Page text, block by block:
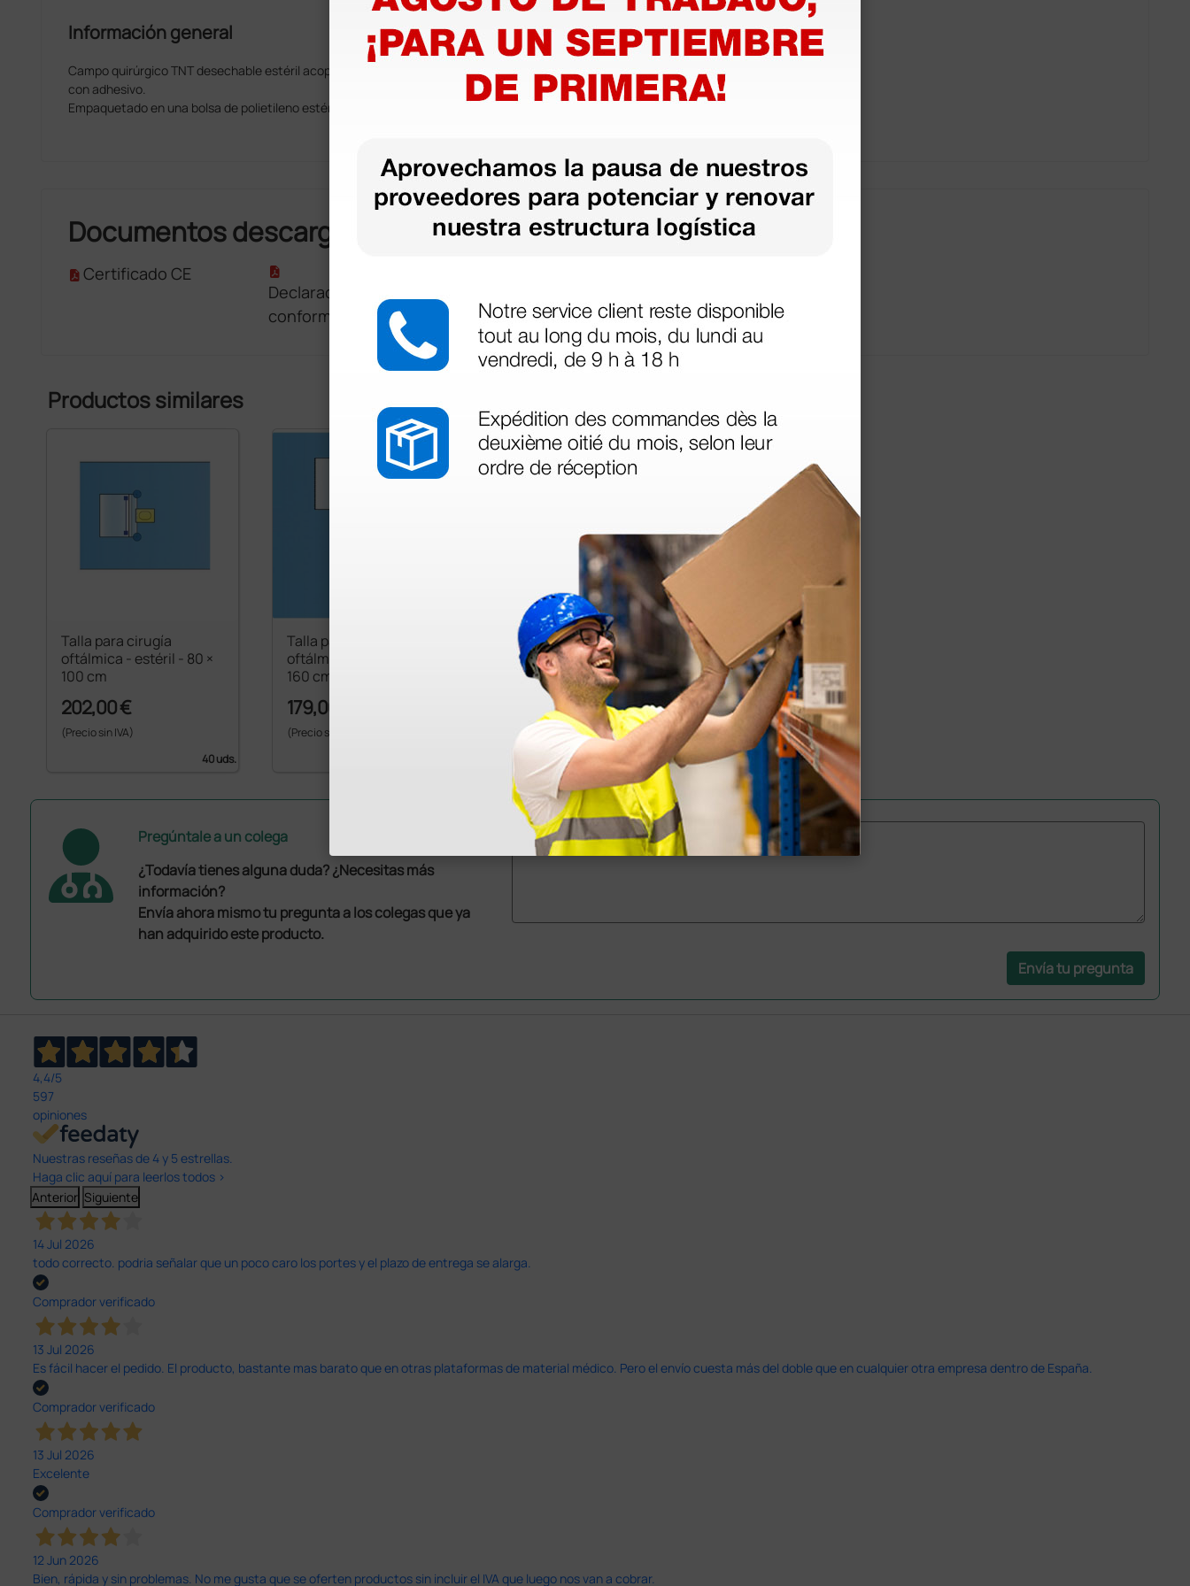
Información general
Campo quirúrgico TNT desechable estéril acoplado de color azul claro 54 g/m2 con un lado
con adhesivo.
Empaquetado en una bolsa de polietileno estéril (óxido de etileno), sin latex.
Información técnica
Medidas: 50 × 50 cm
Documentos descargables
Certificado CE
Declaración de
conformidad
Productos similares
Talla para cirugía
oftálmica - estéril - 80 ×
100 cm
202,00 €
(Precio sin IVA)
40 uds.
Talla para cirugía
oftálmica - estéril - 160 ×
160 cm
179,00 €
(Precio sin IVA)
Talla para cirugía
oftálmica - estéril - 160 ×
260 cm
177,00 €
(Precio sin IVA)
10 uds.
Pregúntale a un colega
¿Todavía tienes alguna duda? ¿Necesitas más
información?
Envía ahora mismo tu pregunta a los colegas que ya
han adquirido este producto.
Envía tu pregunta
4,4/5
597
opiniones
Nuestras reseñas de 4 y 5 estrellas.
Haga clic aquí para leerlos todos >
Anterior Siguiente
14 Jul 2026
todo correcto. podria señalar que un poco caro los portes y el plazo de entrega se alarga.
Comprador verificado
13 Jul 2026
Es fácil hacer el pedido. El producto, bastante mas barato que en otras plataformas de material médico. Pero el envío cuesta más del doble que en cualquier otra empresa dentro de España.
Comprador verificado
13 Jul 2026
Excelente
Comprador verificado
12 Jun 2026
Bien, rápida y sin problemas. No me gusta que se oferten productos sin incluir el IVA que luego nos van a cobrar.